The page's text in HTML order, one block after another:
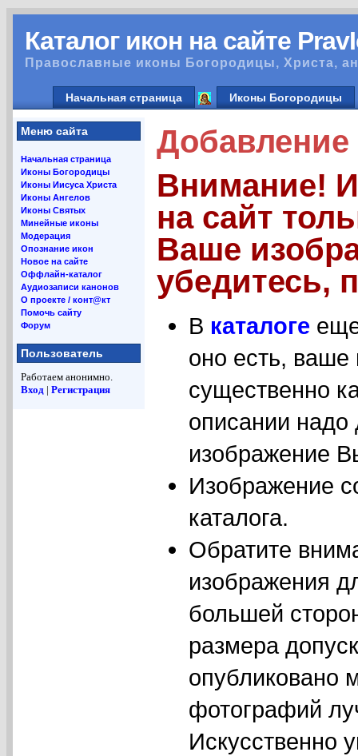
Каталог икон на сайте
Православные иконы Богородицы, Христа,
Начальная страница Иконы Богородицы
Меню сайта
Начальная страница
Иконы Богородицы
Иконы Иисуса Христа
Иконы Ангелов
Иконы Святых
Минейные иконы
Модерация
Опознание икон
Новое на сайте
Оффлайн-каталог
Аудиозаписи канонов
О проекте / конт@кт
Помочь сайту
Форум
Пользователь
Работаем анонимно.
Вход | Регистрация
Добавление
Внимание!
на сайт
Ваше
убедитесь,
В каталоге
оно есть,
существенно
описании
изображение
Изображение
каталога.
Обратите
изображения
большей
размера
опубликовано
фотографий
Искусственно